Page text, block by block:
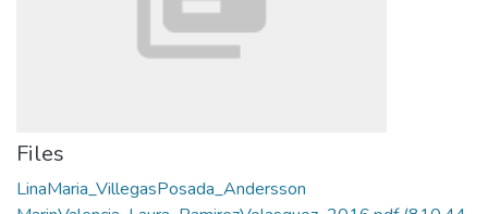
Files
LinaMaria_VillegasPosada_Andersson